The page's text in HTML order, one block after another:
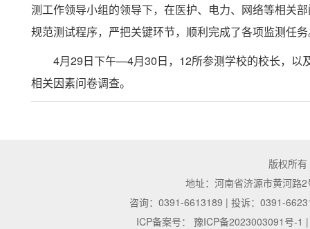
测工作领导小组的领导下，在医护、电力、网络等相关
规范测试程序，严把关键环节，顺利完成了各项监测任
4月29日下午—4月30日，12所参测学校的校长，以
相关因素问卷调查。
版权所
地址：河南省济源市黄河路
咨询：0391-6613189 | 投诉：0391-
ICP备案号：
豫ICP备2023003091号-1